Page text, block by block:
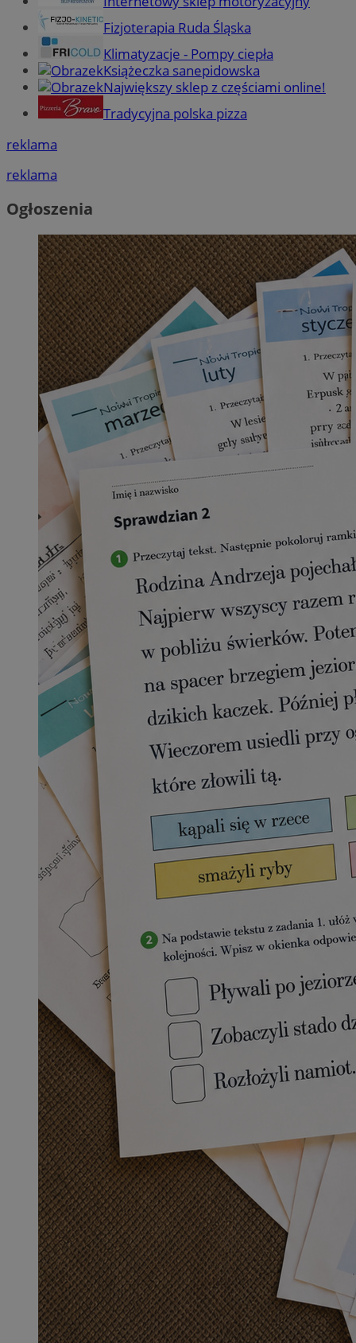
Fizjoterapia Ruda Śląska
Klimatyzacje - Pompy ciepła
Książeczka sanepidowska
Największy sklep z częściami online!
Tradycyjna polska pizza
reklama
reklama
Ogłoszenia